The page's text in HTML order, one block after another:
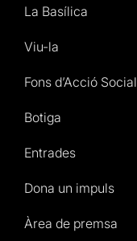
La Basílica
Viu-la
Fons d’Acció Social
Botiga
Entrades
Dona un impuls
Àrea de premsa